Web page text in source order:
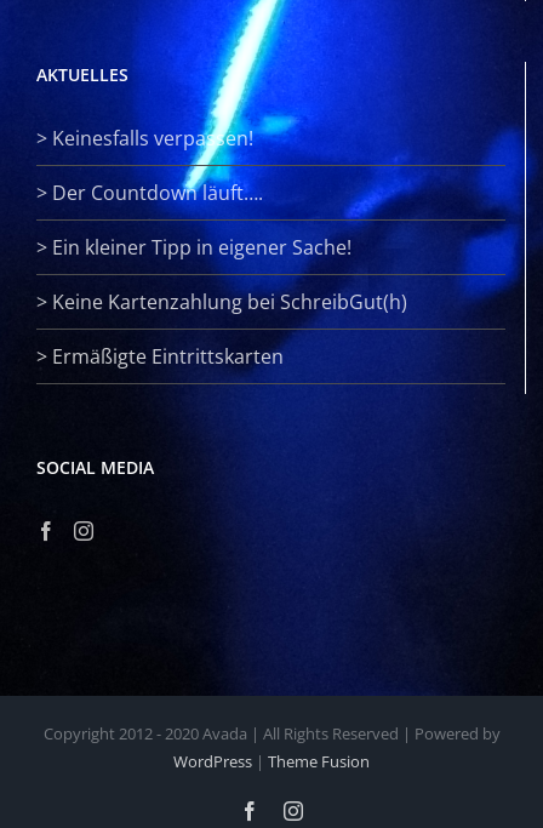
AKTUELLES
> Keinesfalls verpassen!
> Der Countdown läuft….
> Ein kleiner Tipp in eigener Sache!
> Keine Kartenzahlung bei SchreibGut(h)
> Ermäßigte Eintrittskarten
SOCIAL MEDIA
Copyright 2012 - 2020 Avada | All Rights Reserved | Powered by
WordPress | Theme Fusion
FacebookInstagram